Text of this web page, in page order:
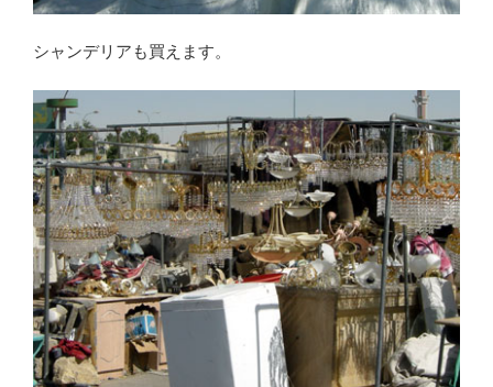
シャンデリアも買えます。